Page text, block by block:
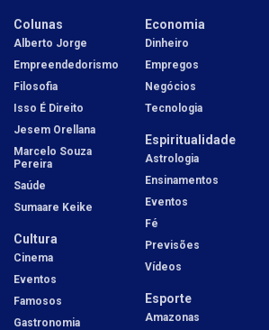
Colunas
Alberto Jorge
Empreendedorismo
Filosofia
Isso É Direito
Jesem Orellana
Marcelo Souza
Pereira
Saúde
Sumaare Keike
Cultura
Cinema
Eventos
Famosos
Gastronomia
Economia
Dinheiro
Empregos
Negócios
Tecnologia
Espiritualidade
Astrologia
Ensinamentos
Eventos
Fé
Previsões
Vídeos
Esporte
Amazonas